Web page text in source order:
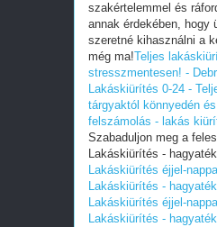
szakértelemmel és
annak érdekében, hogy
szeretné kihasználni a
még ma!Teljes
stresszmentesen! -
Lakáskiürítés 0-24 -
tárgyaktól könnyedén
felszámolás - lakás
Szabaduljon meg a
Lakáskiürítés -
Lakáskiürítés éjjel-
Lakáskiürítés -
Lakáskiürítés éjjel-
Lakáskiürítés -